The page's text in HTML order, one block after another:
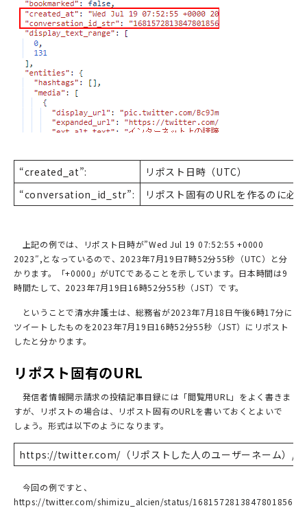
“created_at”:
リポスト日時（UTC）
“conversation_id_str”:
リポスト固有のURLを作るのに必
上記の例では、リポスト日時が”Wed Jul 19 07:52:55 +0000
2023″,となっているので、2023年7月19日7時52分55秒（UTC）と分
かります。「+0000」がUTCであることを示しています。日本時間は9
時間たして、2023年7月19日16時52分55秒（JST）です。
ということで清水弁護士は、総務省が2023年7月18日午後6時17分に
ツイートしたものを2023年7月19日16時52分55秒（JST）にリポスト
したと分かります。
リポスト固有のURL
発信者情報開示請求の投稿記事目録には「閲覧用URL」をよく書きま
すが、リポストの場合は、リポスト固有のURLを書いておくとよいで
しょう。形式は以下のようになります。
https://twitter.com/（リポストした人のユーザーネーム）
今回の例ですと、
https://twitter.com/shimizu_alcien/status/1681572813847801856